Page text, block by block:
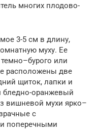
многих плодово-
3-5 см в длину,
муху. Ее
или
расположены две
щиток, лапки и
бледно-оранжевый
вишневой мухи ярко–
с
поперечными